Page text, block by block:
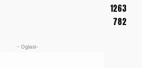
1263
782
- Oglasi-